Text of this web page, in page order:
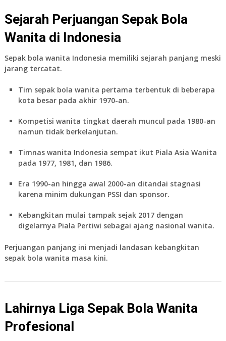
Sejarah Perjuangan Sepak Bola
Wanita di Indonesia
Sepak bola wanita Indonesia memiliki sejarah panjang meski
jarang tercatat.
Tim sepak bola wanita pertama terbentuk di beberapa
kota besar pada akhir 1970-an.
Kompetisi wanita tingkat daerah muncul pada 1980-an
namun tidak berkelanjutan.
Timnas wanita Indonesia sempat ikut Piala Asia Wanita
pada 1977, 1981, dan 1986.
Era 1990-an hingga awal 2000-an ditandai stagnasi
karena minim dukungan PSSI dan sponsor.
Kebangkitan mulai tampak sejak 2017 dengan
digelarnya Piala Pertiwi sebagai ajang nasional wanita.
Perjuangan panjang ini menjadi landasan kebangkitan
sepak bola wanita masa kini.
Lahirnya Liga Sepak Bola Wanita
Profesional